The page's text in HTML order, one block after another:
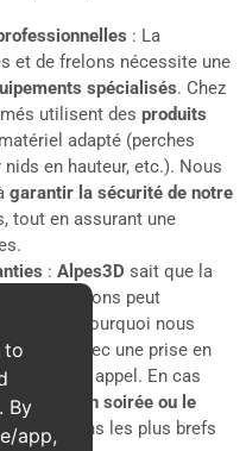
: La
et de frelons nécessite une
spécialisés. Chez
utilisent des produits
adapté (perches
en hauteur, etc.). Nous
garantir la sécurité de notre
tout en assurant une
: Alpes3D sait que la
ou de frelons peut
C’est pourquoi nous
, avec une prise en
votre appel. En cas
en soirée ou le
dans les plus brefs
to
By
app,